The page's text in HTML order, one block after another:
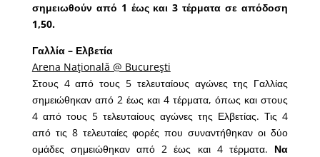
σημειωθούν από 1 έως και 3 τέρματα σε απόδοση
1,50.
Γαλλία – Ελβετία
Arena Naţională @ Bucureşti
Στους 4 από τους 5 τελευταίους αγώνες της Γαλλίας
σημειώθηκαν από 2 έως και 4 τέρματα, όπως και στους
4 από τους 5 τελευταίους αγώνες της Ελβετίας. Τις 4
από τις 8 τελευταίες φορές που συναντήθηκαν οι δύο
ομάδες σημειώθηκαν από 2 έως και 4 τέρματα. Να